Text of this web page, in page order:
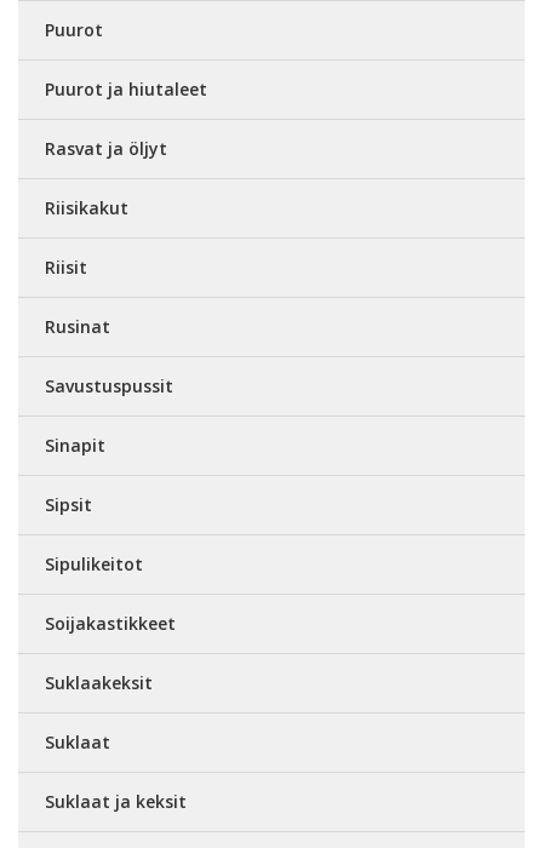
Puurot
Puurot ja hiutaleet
Rasvat ja öljyt
Riisikakut
Riisit
Rusinat
Savustuspussit
Sinapit
Sipsit
Sipulikeitot
Soijakastikkeet
Suklaakeksit
Suklaat
Suklaat ja keksit